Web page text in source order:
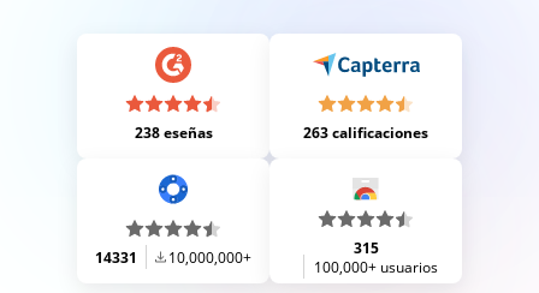
238 eseñas 263 calificaciones
14331 10,000,000+
315
100,000+ usuarios